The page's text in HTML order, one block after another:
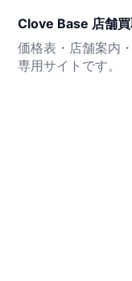
Clove Base 店舗買
価格表・店舗案内
専用サイトです。